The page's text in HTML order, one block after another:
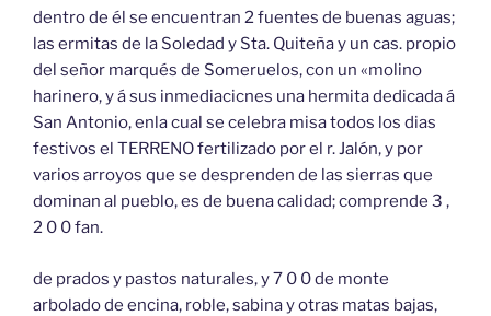
dentro de él se encuentran 2 fuentes de buenas aguas;
las ermitas de la Soledad y Sta. Quiteña y un cas. propio
del señor marqués de Someruelos, con un «molino
harinero, y á sus inmediacicnes una hermita dedicada á
San Antonio, enla cual se celebra misa todos los dias
festivos el TERRENO fertilizado por el r. Jalón, y por
varios arroyos que se desprenden de las sierras que
dominan al pueblo, es de buena calidad; comprende 3 ,
2 0 0 fan.
de prados y pastos naturales, y 7 0 0 de monte
arbolado de encina, roble, sabina y otras matas bajas,